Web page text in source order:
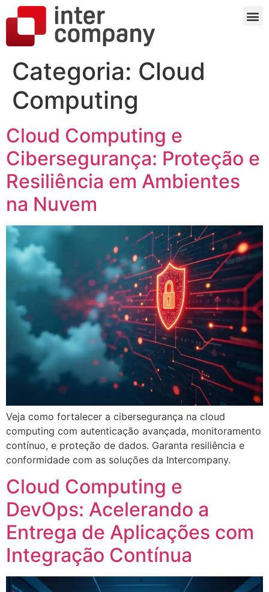
Categoria: Cloud
Computing
Cloud Computing e
Cibersegurança: Proteção e
Resiliência em Ambientes
na Nuvem
Veja como fortalecer a cibersegurança na cloud
computing com autenticação avançada, monitoramento
contínuo, e proteção de dados. Garanta resiliência e
conformidade com as soluções da Intercompany.
Cloud Computing e
DevOps: Acelerando a
Entrega de Aplicações com
Integração Contínua